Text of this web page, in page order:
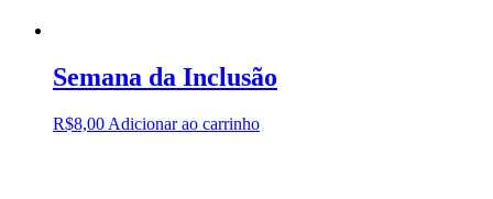
Semana da Inclusão
R$8,00 Adicionar ao carrinho